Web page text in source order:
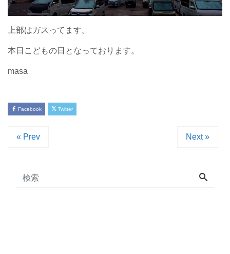
上部はガスってます。
本日こどもの日となっております。
masa
Facebook Twitter
« Prev Next »